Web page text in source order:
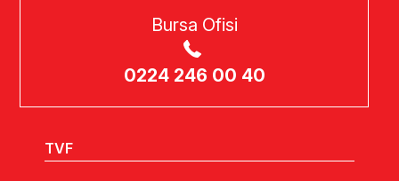
Bursa Ofisi
0224 246 00 40
TVF